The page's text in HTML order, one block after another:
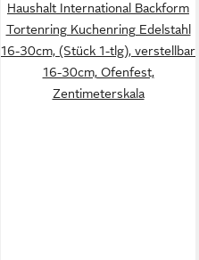
Haushalt International Backform
Tortenring Kuchenring Edelstahl
16-30cm, (Stück 1-tlg), verstellbar
16-30cm, Ofenfest,
Zentimeterskala